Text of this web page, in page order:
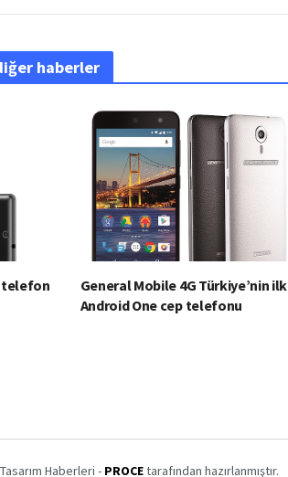
haberler
telefon
General Mobile 4G Türkiye’nin ilk
Android One cep telefonu
Haberleri - PROCEtarafından hazırlanmıştır.